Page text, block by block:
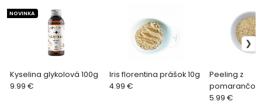
Kyselina glykolová 100g
NOVINKA
9.99 €
Iris florentina prášok 10g
4.99 €
Peeling z
5.99 €